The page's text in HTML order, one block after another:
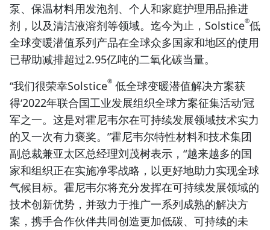
泵、保温材料用发泡剂、个人和家庭护理用品推进
剂，以及清洁液溶剂等领域。迄今为止，Solstice®低
全球变暖潜值系列产品在全球众多国家和地区的使用
已帮助减排超过2.95亿吨的二氧化碳当量。
“我们很荣幸Solstice® 低全球变暖潜值解决方案获
得‘2022年联合国工业发展组织全球方案征集活动’冠
军之一。这是对霍尼韦尔在可持续发展领域技术实力
的又一次有力褒奖。”霍尼韦尔特性材料和技术集团
副总裁兼亚太区总经理刘茂树表示，“越来越多的国
家和组织正在实施净零战略，以更好地助力实现全球
气候目标。霍尼韦尔将充分发挥在可持续发展领域的
技术创新优势，并致力于推广一系列成熟的解决方
案，携手合作伙伴共同创造更加低碳、可持续的未